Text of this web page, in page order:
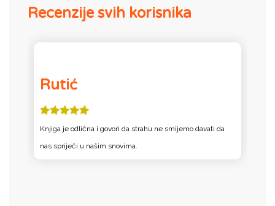
Recenzije svih korisnika
Rutić
Knjiga je odlična i govori da strahu ne smijemo davati da
nas spriječi u našim snovima.